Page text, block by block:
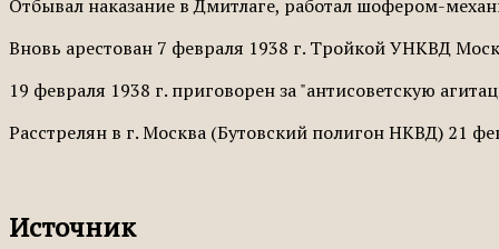
Отбывал наказание в Дмитлаге, работал шофером-
Вновь арестован 7 февраля 1938 г. Тройкой УНКВД
19 февраля 1938 г. приговорен за "антисоветскую
Расстрелян в г. Москва (Бутовский полигон НКВД) 21
Источник